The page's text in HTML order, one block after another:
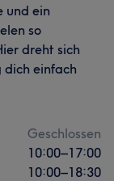
und ein
so
dreht sich
dich einfach
Geschlossen
10:00–17:00
10:00–18:30